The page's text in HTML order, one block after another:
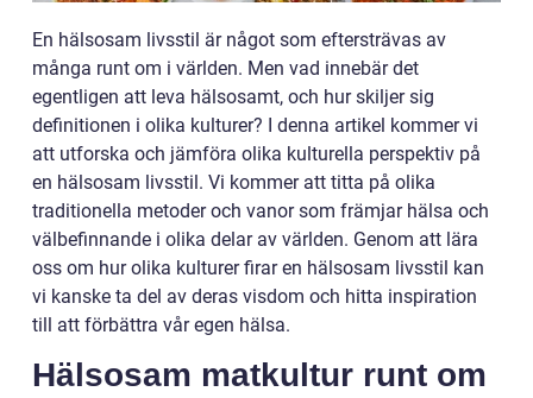
En hälsosam livsstil är något som eftersträvas av
många runt om i världen. Men vad innebär det
egentligen att leva hälsosamt, och hur skiljer sig
definitionen i olika kulturer? I denna artikel kommer vi
att utforska och jämföra olika kulturella perspektiv på
en hälsosam livsstil. Vi kommer att titta på olika
traditionella metoder och vanor som främjar hälsa och
välbefinnande i olika delar av världen. Genom att lära
oss om hur olika kulturer firar en hälsosam livsstil kan
vi kanske ta del av deras visdom och hitta inspiration
till att förbättra vår egen hälsa.
Hälsosam matkultur runt om